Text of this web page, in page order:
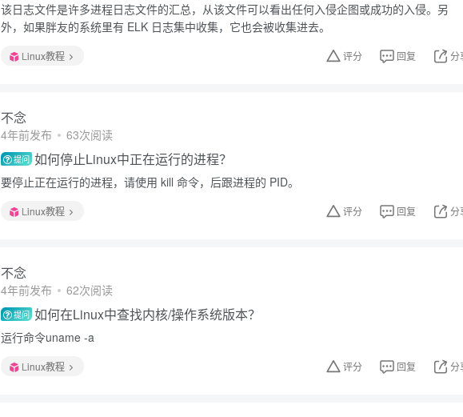
该日志文件是许多进程日志文件的汇总，从该文件可以看出任何入侵企图或成功的入侵。另
外，如果胖友的系统里有 ELK 日志集中收集，它也会被收集进去。
Linux教程 评分 回复 分
不念
4年前发布 63次阅读
提问 如何停止Linux中正在运行的进程？
要停止正在运行的进程，请使用 kill 命令，后跟进程的 PID。
Linux教程 评分 回复 分
不念
4年前发布 62次阅读
提问 如何在Linux中查找内核/操作系统版本？
运行命令uname -a
Linux教程 评分 回复 分